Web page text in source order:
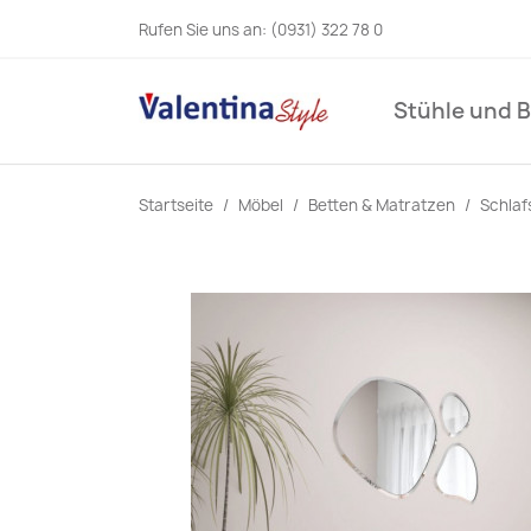
Rufen Sie uns an: (0931) 322 78 0
Stühle und
Startseite Möbel Betten & Matratzen